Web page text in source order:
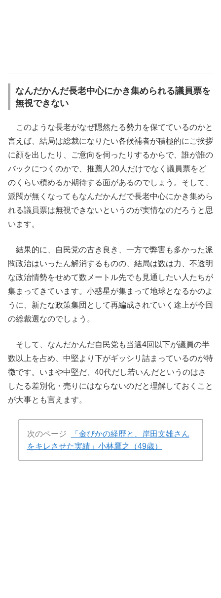
なんだかんだ長老中心にかき集められる議員票を
無視できない
このような長老がなぜ隠然たる勢力を保てているのかと
言えば、結局は総裁になりたい各候補者が積極的にご挨拶
に顔を出したり、ご意向を伺ったりするからで、誰が誰の
バックにつくのかで、推薦人20人だけでなく議員票をど
のくらい積めるか期待する面があるのでしょう。そして、
派閥が無くなってもなんだかんだで長老中心にかき集めら
れる議員票は無視できないというのが実情なのだろうと思
います。
結果的に、自民党の古き良き、一方で弊害も多かった派
閥政治はいったん解消するものの、結局は数は力、不透明
な政治情勢をせめて数メートル先でも見通したい人たちが
集まってきています。小惑星が集まって地球となるかのよ
うに、新たな政策集団として再編成されていく途上が今回
の総裁選なのでしょう。
そして、なんだかんだ自民党も当選4回以下が議員の半
数以上を占め、中堅より下がギッシリ詰まっているのが特
徴です。いまや中堅だ、40代だし若いんだというのはさ
したる差別化・売りにはならないのだと理解しておくこと
が大事とも言えます。
次のページ
「金ぴかの経歴と、岸田文雄さん
をキレさせた実績」小林鷹之（49歳）